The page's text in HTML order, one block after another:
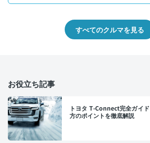
すべてのクルマを見る
お役立ち記事
トヨタ T-Connect完全ガイ
方のポイントを徹底解説